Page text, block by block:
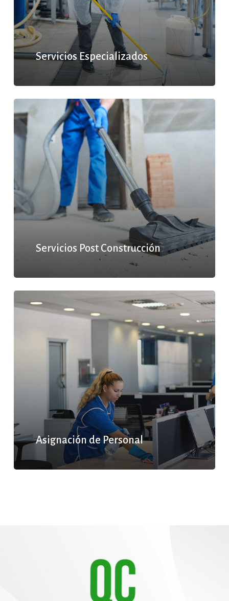
Servicios Especializados
Servicios Post Construcción
Asignación de Personal